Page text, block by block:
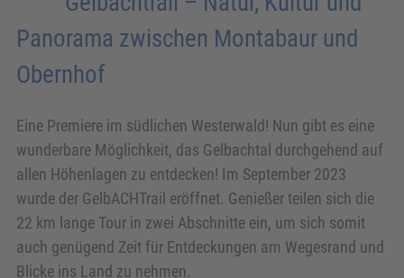
Panorama zwischen Montabaur und
Obernhof
Eine Premiere im südlichen Westerwald! Nun gibt es eine
wunderbare Möglichkeit, das Gelbachtal durchgehend auf
allen Höhenlagen zu entdecken! Im September 2023
wurde der GelbACHTrail eröffnet. Genießer teilen sich die
22 km lange Tour in zwei Abschnitte ein, um sich somit
auch genügend Zeit für Entdeckungen am Wegesrand und
Blicke ins Land zu nehmen.